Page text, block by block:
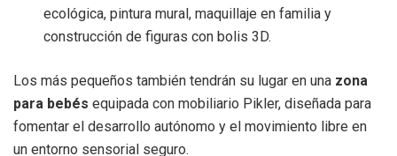
ecológica, pintura mural, maquillaje en familia y
construcción de figuras con bolis 3D.
Los más pequeños también tendrán su lugar en una zona
para bebés equipada con mobiliario Pikler, diseñada para
fomentar el desarrollo autónomo y el movimiento libre en
un entorno sensorial seguro.